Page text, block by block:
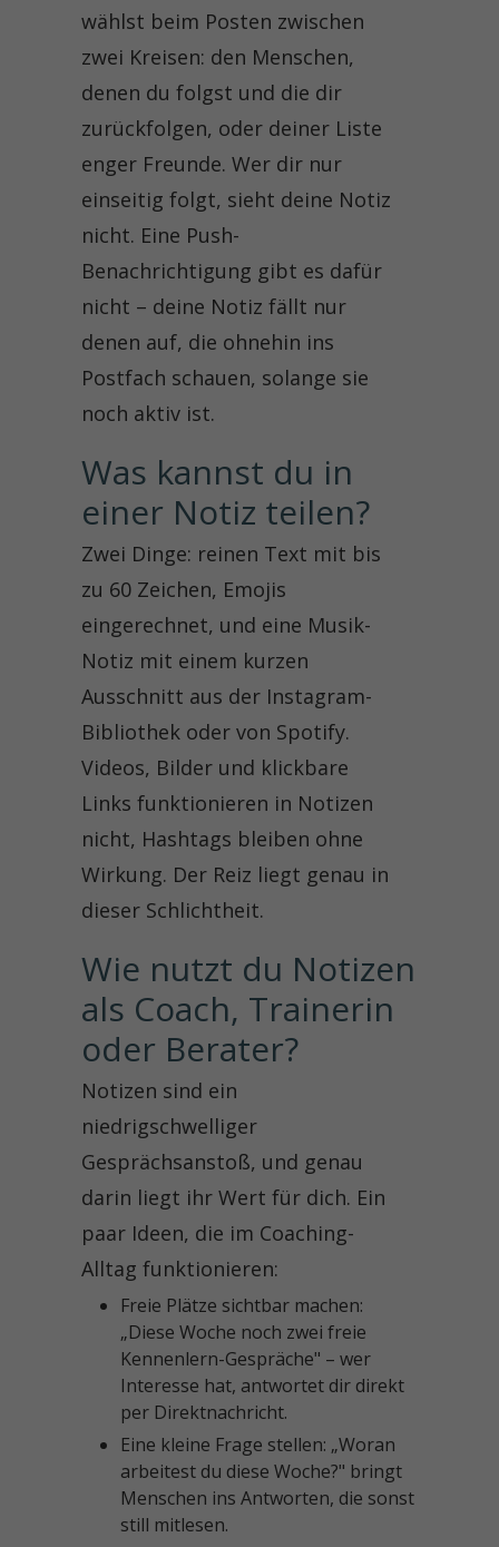
wählst beim Posten zwischen
zwei Kreisen: den Menschen,
denen du folgst und die dir
zurückfolgen, oder deiner Liste
enger Freunde. Wer dir nur
einseitig folgt, sieht deine Notiz
nicht. Eine Push-
Benachrichtigung gibt es dafür
nicht – deine Notiz fällt nur
denen auf, die ohnehin ins
Postfach schauen, solange sie
noch aktiv ist.
Was kannst du in
einer Notiz teilen?
Zwei Dinge: reinen Text mit bis
zu 60 Zeichen, Emojis
eingerechnet, und eine Musik-
Notiz mit einem kurzen
Ausschnitt aus der Instagram-
Bibliothek oder von Spotify.
Videos, Bilder und klickbare
Links funktionieren in Notizen
nicht, Hashtags bleiben ohne
Wirkung. Der Reiz liegt genau in
dieser Schlichtheit.
Wie nutzt du Notizen
als Coach, Trainerin
oder Berater?
Notizen sind ein
niedrigschwelliger
Gesprächsanstoß, und genau
darin liegt ihr Wert für dich. Ein
paar Ideen, die im Coaching-
Alltag funktionieren:
Freie Plätze sichtbar machen:
„Diese Woche noch zwei freie
Kennenlern-Gespräche" – wer
Interesse hat, antwortet dir direkt
per Direktnachricht.
Eine kleine Frage stellen: „Woran
arbeitest du diese Woche?" bringt
Menschen ins Antworten, die sonst
still mitlesen.